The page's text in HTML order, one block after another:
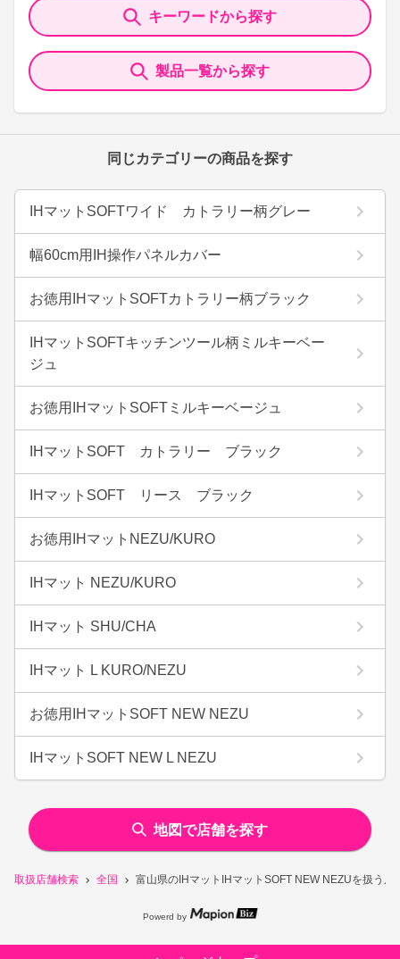
取扱店舗検索 全国 富山県のIHマットIHマットSOFT NEW NEZUを扱う店
キーワードから探す
製品一覧から探す
同じカテゴリーの商品を探す
IHマットSOFTワイド カトラリー柄グレー
幅60cm用IH操作パネルカバー
お徳用IHマットSOFTカトラリー柄ブラック
IHマットSOFTキッチンツール柄ミルキーベー
ジュ
お徳用IHマットSOFTミルキーベージュ
IHマットSOFT カトラリー ブラック
IHマットSOFT リース ブラック
お徳用IHマットNEZU/KURO
IHマット NEZU/KURO
IHマット SHU/CHA
IHマット L KURO/NEZU
お徳用IHマットSOFT NEW NEZU
IHマットSOFT NEW L NEZU
地図で店舗を探す
Powerd by